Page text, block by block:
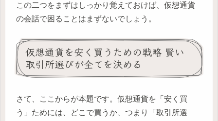
この二つをまずはしっかり覚えておけば、仮想通貨
の会話で困ることはまずないでしょう。
仮想通貨を安く買うための戦略 賢い
取引所選びが全てを決める
さて、ここからが本題です。仮想通貨を「安く買
う」ためには、どこで買うか、つまり「取引所選